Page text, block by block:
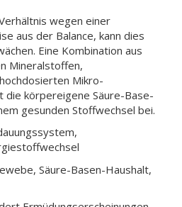
wegen einer
aus der Balance, kann dies
Eine Kombination aus
Mineralstoffen,
Mikro-
körpereigene Säure-Base-
gesunden Stoffwechsel bei.
Säure-Basen-Haushalt,